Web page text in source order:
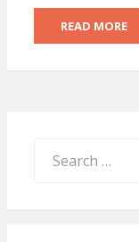
READ MORE
for: